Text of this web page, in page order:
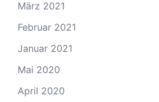
März 2021
Februar 2021
Januar 2021
Mai 2020
April 2020